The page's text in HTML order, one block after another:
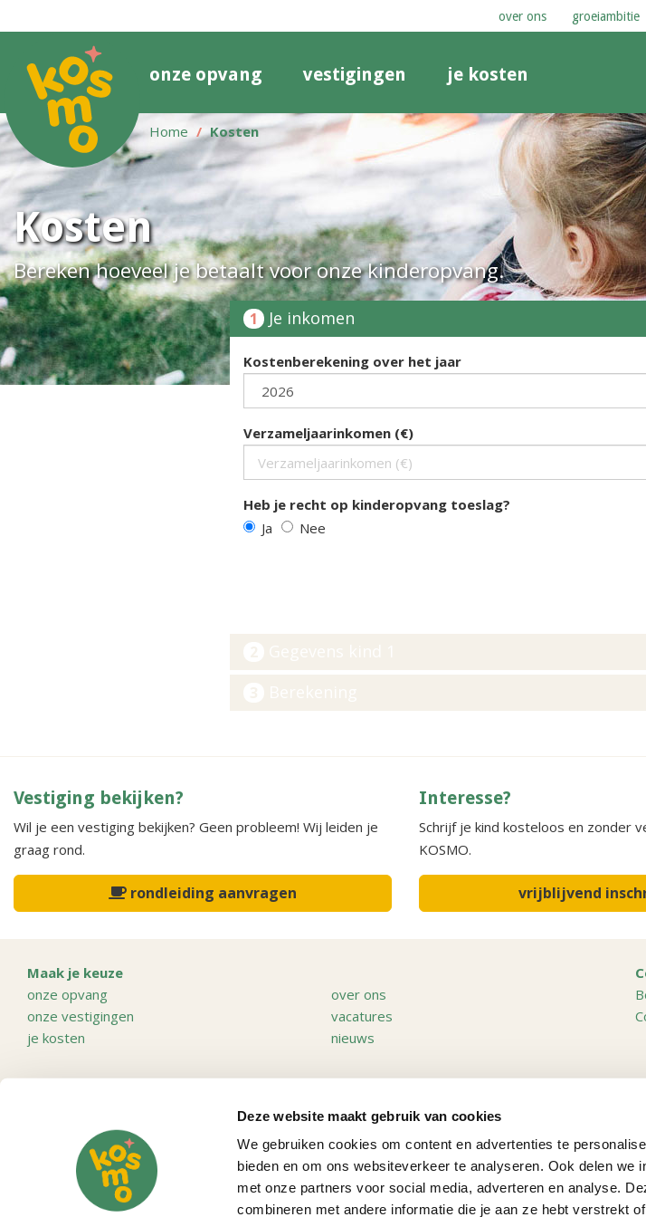
Deze website maakt gebruik van cookies
We gebruiken cookies om content en advertenties te
bieden en om ons websiteverkeer te analyseren. Ook delen we
met onze partners voor social media, adverteren en analyse.
combineren met andere informatie die je aan ze hebt verstrekt
onze opvang vestigingen je kosten
over ons groeiambitie
Home Kosten
Kosten
Bereken hoeveel je betaalt voor onze kinderopvang.
1 Je inkomen
Kostenberekening over het jaar
Verzameljaarinkomen (€)
Heb je recht op kinderopvang toeslag?
Ja
Nee
Vestiging bekijken?
Wil je een vestiging bekijken? Geen probleem! Wij leiden je
graag rond.
rondleiding aanvragen
Interesse?
Schrijf je kind kosteloos en zonder
KOSMO.
vrijblijvend
Maak je keuze
onze opvang
onze vestigingen
je kosten
over ons
vacatures
nieuws
Haaksbergen
Haarle
Hellendoorn
Holten